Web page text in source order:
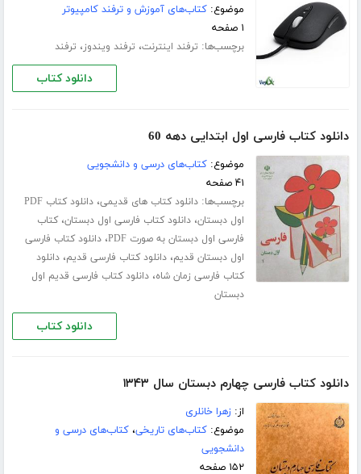
موضوع:کتاب‌های آموزش و ترفند کامپیوتر
۱ صفحه
برچسب‌ها: ترفند اینترنت، ترفند ویندوز، ترفند
دانلود کتاب
دانلود کتاب فارسی اول ابتدایی دهه 60
موضوع:کتاب‌های درسی و دانشجویی
۴۱ صفحه
برچسب‌ها:دانلود کتاب های قدیمی،
دانلود کتاب PDF
اول دبستان،دانلود کتاب فارسی اول دبستان،کتاب
فارسی اول دبستان به صورت PDF
،دانلود کتاب فارسی
اول دبستان قدیم،دانلود کتاب فارسی قدیم،دانلود
کتاب فارسی زمان شاه،دانلود کتاب فارسی قدیم اول
دبستان
دانلود کتاب
دانلود کتاب فارسی چهارم دبستان سال ۱۳۴۳
از:زهرا خانلری
موضوع:کتاب‌های تاریخی،کتاب‌های درسی و
دانشجویی
۱۵۲ صفحه